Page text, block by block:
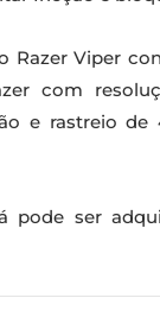
Razer Viper
com
e rastreio de
pode ser